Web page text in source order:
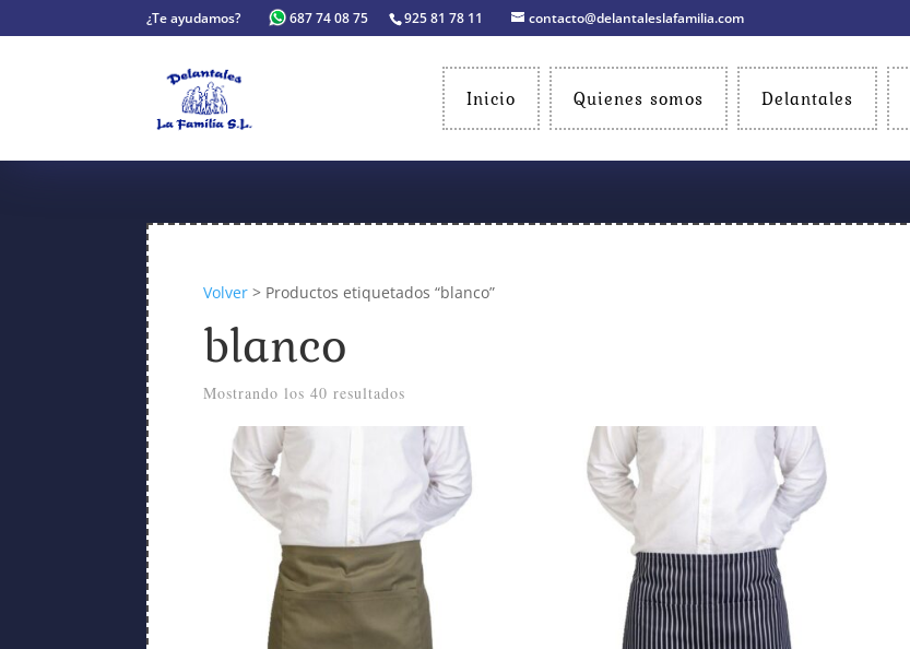
¿Te ayudamos? 687 74 08 75 925 81 78 11 contacto@delantaleslafamilia.com
Inicio Quienes somos Delantales
Volver> Productos etiquetados “blanco”
blanco
Mostrando los 40 resultados